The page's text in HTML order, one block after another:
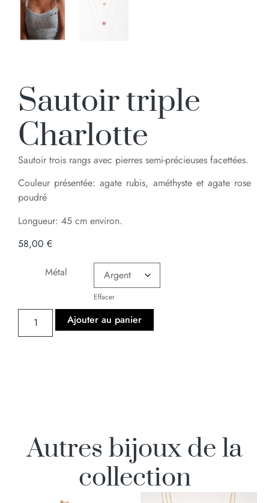
Sautoir triple
Charlotte
Sautoir trois rangs avec pierres semi-précieuses facettées.
Couleur présentée: agate rubis, améthyste et agate rose
poudré
Longueur: 45 cm environ.
58,00 €
Métal
Effacer
Ajouter au panier
Autres bijoux de la
collection